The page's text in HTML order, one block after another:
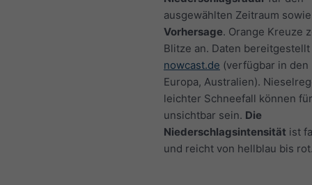
ausgewählten Zeitraum
Vorhersage. Orange Kreuze
Blitze an. Daten
nowcast.de (verfügbar in den
Europa, Australien).
leichter Schneefall können
unsichtbar sein. Die
Niederschlagsintensität ist
und reicht von hellblau bis